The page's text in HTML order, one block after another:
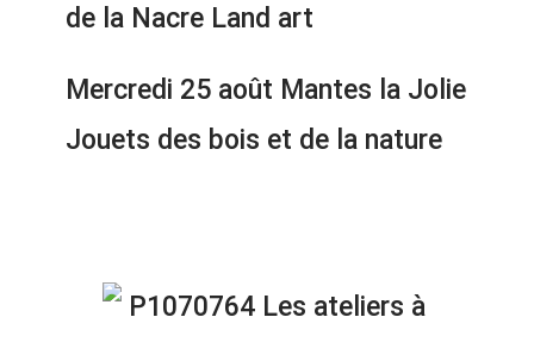
de la Nacre Land art
Mercredi 25 août Mantes la Jolie
Jouets des bois et de la nature